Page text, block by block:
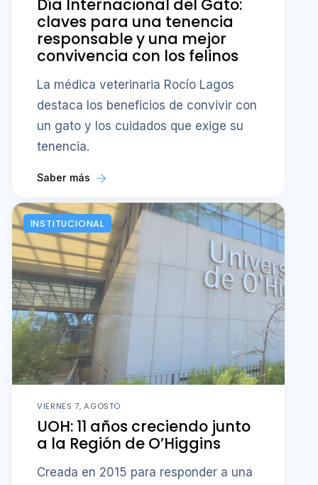
Día Internacional del Gato:
claves para una tenencia
responsable y una mejor
convivencia con los felinos
La médica veterinaria Rocío Lagos
destaca los beneficios de convivir con
un gato y los cuidados que exige su
tenencia.
Saber más
INSTITUCIONAL
VIERNES 7, AGOSTO
UOH: 11 años creciendo junto
a la Región de O’Higgins
Creada en 2015 para responder a una